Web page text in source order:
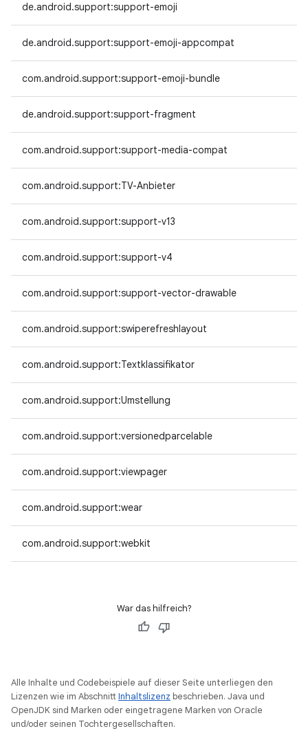
de.android.support:support-emoji
de.android.support:support-emoji-appcompat
com.android.support:support-emoji-bundle
de.android.support:support-fragment
com.android.support:support-media-compat
com.android.support:TV-Anbieter
com.android.support:support-v13
com.android.support:support-v4
com.android.support:support-vector-drawable
com.android.support:swiperefreshlayout
com.android.support:Textklassifikator
com.android.support:Umstellung
com.android.support:versionedparcelable
com.android.support:viewpager
com.android.support:wear
com.android.support:webkit
War das hilfreich?
Alle Inhalte und Codebeispiele auf dieser Seite unterliegen den
Lizenzen wie im AbschnittInhaltslizenz beschrieben. Java und
OpenJDK sind Marken oder eingetragene Marken von Oracle
und/oder seinen Tochtergesellschaften.